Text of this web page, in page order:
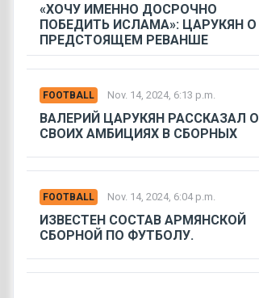
«ХОЧУ ИМЕННО ДОСРОЧНО
ПОБЕДИТЬ ИСЛАМА»: ЦАРУКЯН О
ПРЕДСТОЯЩЕМ РЕВАНШЕ
FOOTBALL Nov. 14, 2024, 6:13 p.m.
ВАЛЕРИЙ ЦАРУКЯН РАССКАЗАЛ О
СВОИХ АМБИЦИЯХ В СБОРНЫХ
FOOTBALL Nov. 14, 2024, 6:04 p.m.
ИЗВЕСТЕН СОСТАВ АРМЯНСКОЙ
СБОРНОЙ ПО ФУТБОЛУ.